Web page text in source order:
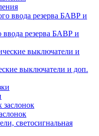
ввода резерва БАВР и
выключатели и доп.